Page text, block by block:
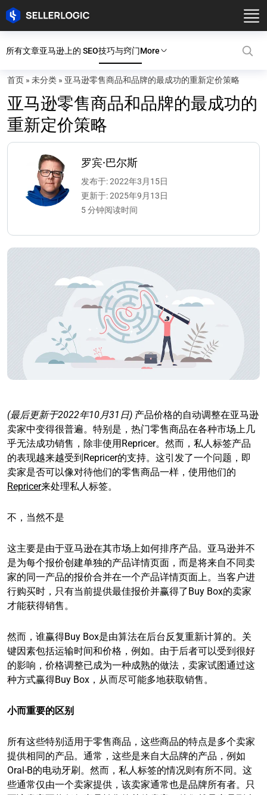
所有文章亚马逊上的 SEO技巧与窍门More
首页 » 未分类 » 亚马逊零售商品和品牌的最成功的重新定价策略
亚马逊零售商品和品牌的最成功的
重新定价策略
罗宾·巴尔斯
发布于: 2022年3月15日
更新于: 2025年9月13日
5 分钟阅读时间
(最后更新于2022年10月31日) 产品价格的自动调整在亚马逊
卖家中变得很普遍。特别是，热门零售商品在各种市场上几
乎无法成功销售，除非使用Repricer。然而，私人标签产品
的表现越来越受到Repricer的支持。这引发了一个问题，即
卖家是否可以像对待他们的零售商品一样，使用他们的
Repricer来处理私人标签。
不，当然不是
这主要是由于亚马逊在其市场上如何排序产品。亚马逊并不
是为每个报价创建单独的产品详情页面，而是将来自不同卖
家的同一产品的报价合并在一个产品详情页面上。当客户进
行购买时，只有当前提供最佳报价并赢得了Buy Box的卖家
才能获得销售。
然而，谁赢得Buy Box是由算法在后台反复重新计算的。关
键因素包括运输时间和价格，例如。由于后者可以受到很好
的影响，价格调整已成为一种成熟的做法，卖家试图通过这
种方式赢得Buy Box，从而尽可能多地获取销售。
小而重要的区别
所有这些特别适用于零售商品，这些商品的特点是多个卖家
提供相同的产品。通常，这些是来自大品牌的产品，例如
Oral-B的电动牙刷。然而，私人标签的情况则有所不同。这
些通常仅由一个卖家提供，该卖家通常也是品牌所有者。只